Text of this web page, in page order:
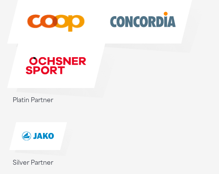
Platin Partner
Silver Partner